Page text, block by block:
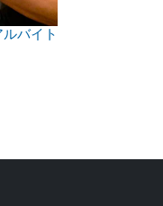
バイト